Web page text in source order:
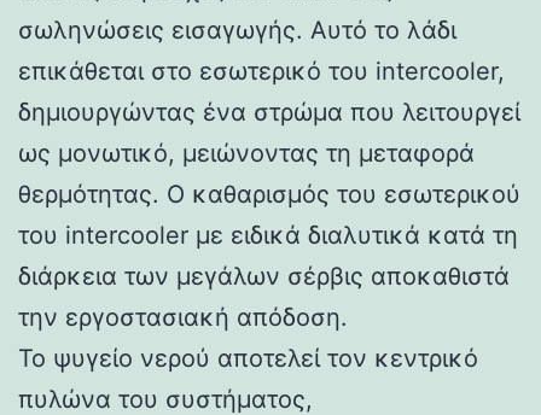
σωληνώσεις εισαγωγής. Αυτό το λάδι
επικάθεται στο εσωτερικό του intercooler,
δημιουργώντας ένα στρώμα που λειτουργεί
ως μονωτικό, μειώνοντας τη μεταφορά
θερμότητας. Ο καθαρισμός του εσωτερικού
του intercooler με ειδικά διαλυτικά κατά τη
διάρκεια των μεγάλων σέρβις αποκαθιστά
την εργοστασιακή απόδοση.
Το ψυγείο νερού αποτελεί τον κεντρικό
πυλώνα του συστήματος,